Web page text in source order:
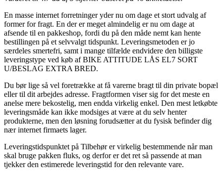
En masse internet forretninger yder nu om dage et stort udvalg af
former for fragt. En der er meget almindelig er nu om dage at
afsende til en pakkeshop, fordi du på den måde nemt kan hente
bestillingen på et selvvalgt tidspunkt. Leveringsmetoden er jo
særdeles smertefri, samt i mange tilfælde endvidere den billigste
leveringstype ved køb af BIKE ATTITUDE LÅS EL7 SORT
U/BESLAG EXTRA BRED.
Du bør lige så vel foretrække at få varerne bragt til din private bopæl
eller til dit arbejdes adresse. Fragtformen viser sig for det meste en
anelse mere bekostelig, men endda virkelig enkel. Den mest letkøbte
leveringsmåde kan ikke modsiges at være at du selv henter
produkterne, men den løsning forudsætter at du fysisk befinder dig
nær internet firmaets lager.
Leveringstidspunktet på Tilbehør er virkelig bestemmende når man
skal bruge pakken fluks, og derfor er det ret så passende at man
tjekker den estimerede leveringstid for den relevante vare.